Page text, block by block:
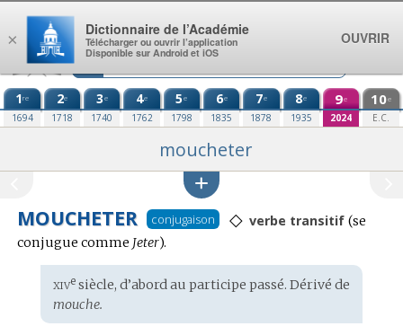
Aller au contenu
1re
1694
2e
1718
3e
1740
4e
1762
5e
1798
6e
1835
7e
1878
8e
1935
9e
2024
10e
E.C.
moucheter
MOUCHETER conjugaison ◇ verbe transitif (se
conjugue comme Jeter).
Étymologie
:
xivesiècle, d’abord au participe passé. Dérivé de
mouche.
×
Dictionnaire de l’Académie
Télécharger ou ouvrir l’application
Disponible sur Android et iOS
OUVRIR